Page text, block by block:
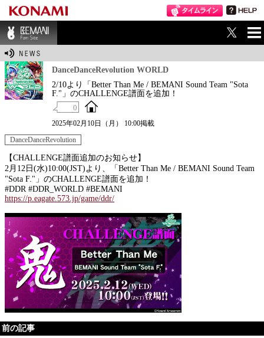
BEMANI Fan Sit
DanceDanceRevolution WORLD
2/10より「Better Than Me / BEMANI Sound Team "Sota
F."」のCHALLENGE譜面を追加！
0
2025年02月10日（月） 10:00掲載
DanceDanceRevolution
【CHALLENGE譜面追加のお知らせ】
2月12日(水)10:00(JST)より、「Better Than Me / BEMANI Sound Team
"Sota F."」のCHALLENGE譜面を追加！
#DDR #DDR_WORLD #BEMANI
https://p.eagate.573.jp/game/ddr/
前の記事